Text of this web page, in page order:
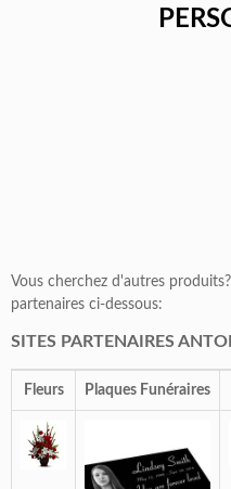
Vous cherchez d'autres
partenaires ci-dessous:
SITES PARTENAIRES
Fleurs Plaques Funéraires